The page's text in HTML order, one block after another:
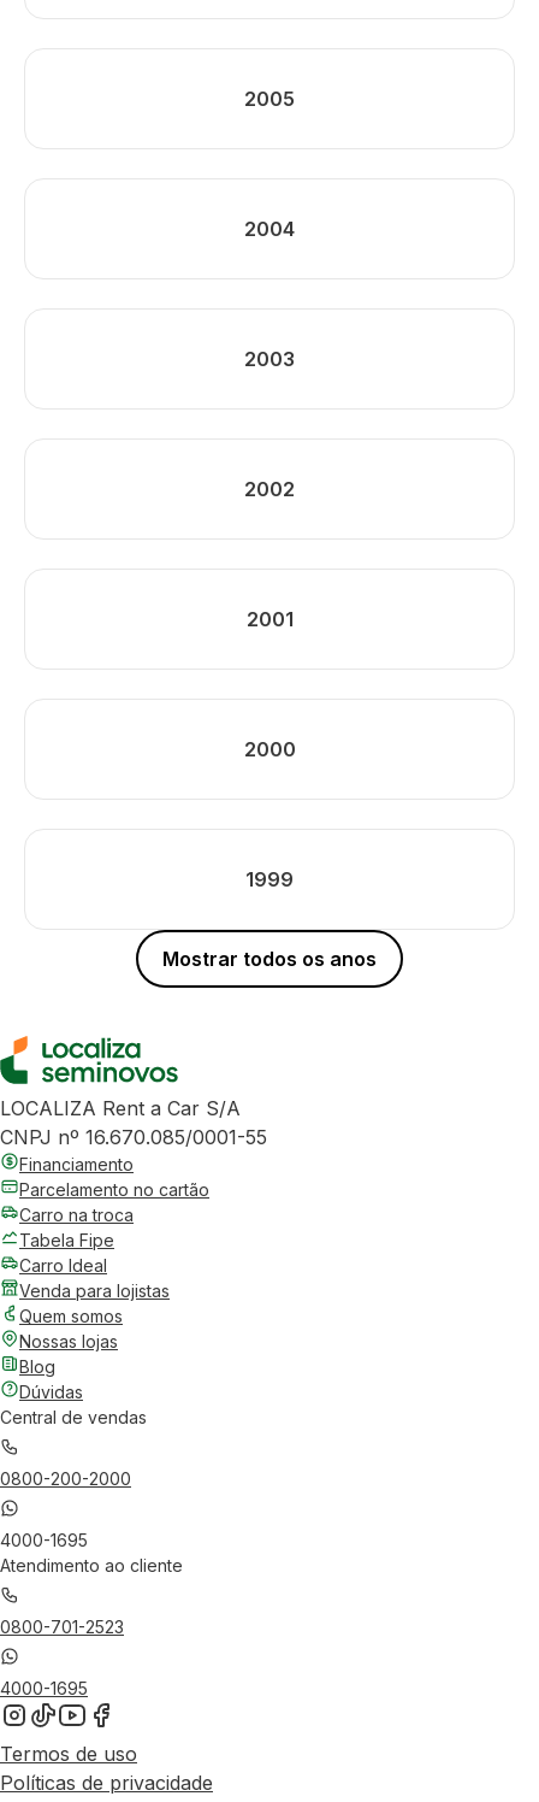
2005
2004
2003
2002
2001
2000
1999
Mostrar todos os anos
LOCALIZA Rent a Car S/A
CNPJ nº 16.670.085/0001-55
Financiamento
Parcelamento no cartão
Carro na troca
Tabela Fipe
Carro Ideal
Venda para lojistas
Quem somos
Nossas lojas
Blog
Dúvidas
Central de vendas
0800-200-2000
4000-1695
Atendimento ao cliente
0800-701-2523
4000-1695
Termos de uso
Políticas de privacidade